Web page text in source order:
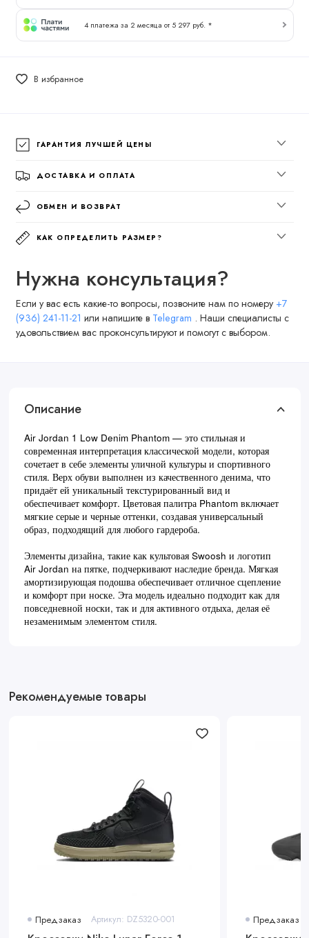
4 платежа за 2 месяца от 5 297 руб. *
В избранное
ГАРАНТИЯ ЛУЧШЕЙ ЦЕНЫ
ДОСТАВКА И ОПЛАТА
ОБМЕН И ВОЗВРАТ
КАК ОПРЕДЕЛИТЬ РАЗМЕР?
Нужна консультация?
Если у вас есть какие-то вопросы, позвоните нам по номеру +7
(936) 241-11-21 или напишите в Telegram . Наши специалисты с
удовольствием вас проконсультируют и помогут с выбором.
Описание
Air Jordan 1 Low Denim Phantom — это стильная и
современная интерпретация классической модели, которая
сочетает в себе элементы уличной культуры и спортивного
стиля. Верх обуви выполнен из качественного денима, что
придаёт ей уникальный текстурированный вид и
обеспечивает комфорт. Цветовая палитра Phantom включает
мягкие серые и черные оттенки, создавая универсальный
образ, подходящий для любого гардероба.
Элементы дизайна, такие как культовая Swoosh и логотип
Air Jordan на пятке, подчеркивают наследие бренда. Мягкая
амортизирующая подошва обеспечивает отличное сцепление
и комфорт при носке. Эта модель идеально подходит как для
повседневной носки, так и для активного отдыха, делая её
незаменимым элементом стиля.
Рекомендуемые товары
Предзаказ Артикул: DZ5320-001 Предзаказ